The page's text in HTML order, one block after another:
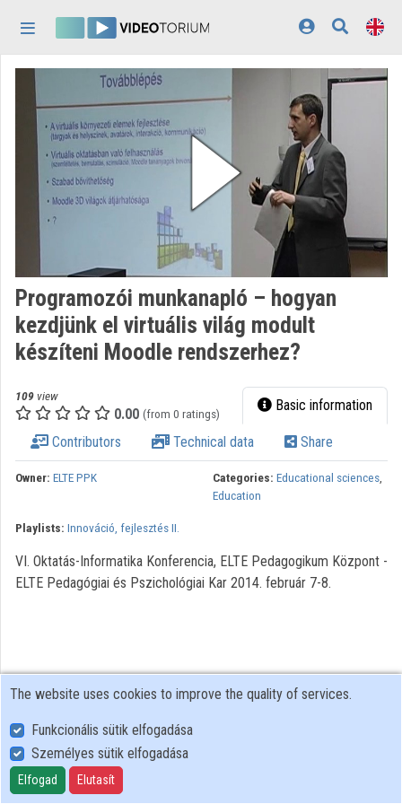
Log In
Discovery
Categories
Playlists
Organizations
Contributors
Appearance: light
Programozói munkanapló – hogyan
kezdjünk el virtuális világ modult
készíteni Moodle rendszerhez?
109 view
0.00 (from 0 ratings) Basic information
Contributors Technical data Share
Owner: ELTE PPK Categories: Educational sciences,
Education
Playlists: Innováció, fejlesztés II.
VI. Oktatás-Informatika Konferencia, ELTE Pedagogikum Központ -
ELTE Pedagógiai és Pszichológiai Kar 2014. február 7-8.
User Policy
Adatkezelési tájékoztató (en)
Cookie Policy
The website uses cookies to improve the quality of services.
Funkcionális sütik elfogadása
Személyes sütik elfogadása
Elfogad Elutasít